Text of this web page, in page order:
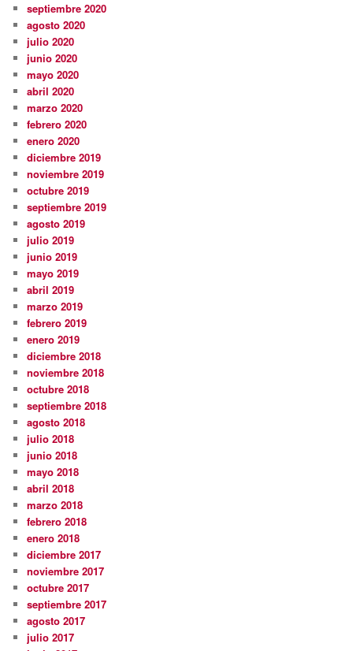
septiembre 2020
agosto 2020
julio 2020
junio 2020
mayo 2020
abril 2020
marzo 2020
febrero 2020
enero 2020
diciembre 2019
noviembre 2019
octubre 2019
septiembre 2019
agosto 2019
julio 2019
junio 2019
mayo 2019
abril 2019
marzo 2019
febrero 2019
enero 2019
diciembre 2018
noviembre 2018
octubre 2018
septiembre 2018
agosto 2018
julio 2018
junio 2018
mayo 2018
abril 2018
marzo 2018
febrero 2018
enero 2018
diciembre 2017
noviembre 2017
octubre 2017
septiembre 2017
agosto 2017
julio 2017